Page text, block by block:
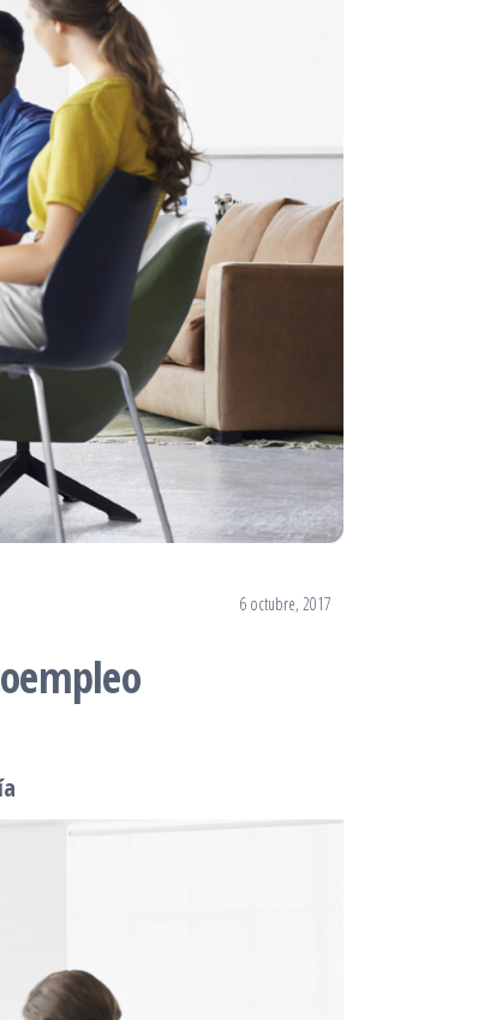
6 octubre, 2017